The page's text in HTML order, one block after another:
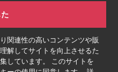
関連性の高いコンテンツや販
解してサイトを向上させるた
しています。 このサイトを